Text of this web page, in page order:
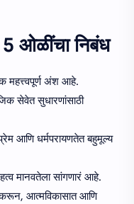
5 ओळींचा निबंध
महत्त्वपूर्ण अंश आहे.
सेवेत सुधारणांसाठी
आणि धर्मपरायणतेत बहुमूल्य
मानवतेला सांगणारं आहे.
आत्मविकासात आणि